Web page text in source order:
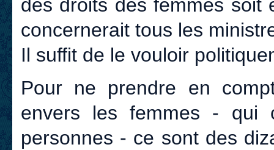
des droits des femmes soit
concernerait tous les
Il suffit de le vouloir
Pour ne prendre en
envers les femmes - qui
personnes - ce sont des